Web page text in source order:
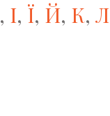
, І, Ї, Й, К, Л